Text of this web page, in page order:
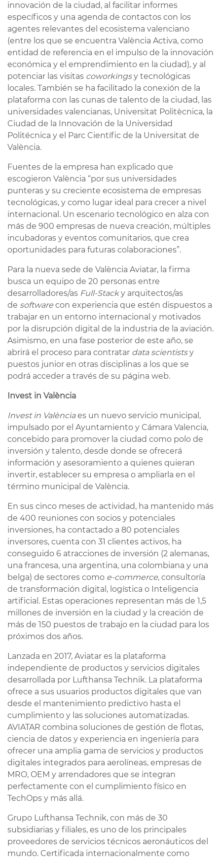
innovación de la ciudad, al facilitar informes
específicos y una agenda de contactos con los
agentes relevantes del ecosistema valenciano
(entre los que se encuentra València Activa, como
entidad de referencia en el impulso de la innovación
económica y el emprendimiento en la ciudad), y al
potenciar las visitas coworkingsy tecnológicas
locales. También se ha facilitado la conexión de la
plataforma con las cunas de talento de la ciudad, las
universidades valencianas, Universitat Politècnica, la
Ciudad de la Innovación de la Universidad
Politécnica y el Parc Científic de la Universitat de
València.
Fuentes de la empresa han explicado que
escogieron València “por sus universidades
punteras y su creciente ecosistema de empresas
tecnológicas, y como lugar ideal para crecer a nivel
internacional. Un escenario tecnológico en alza con
más de 900 empresas de nueva creación, múltiples
incubadoras y eventos comunitarios, que crea
oportunidades para futuras colaboraciones”.
Para la nueva sede de València Aviatar, la firma
busca un equipo de 20 personas entre
desarrolladores/as Full-Stacky arquitectos/as
de software con experiencia que estén dispuestos a
trabajar en un entorno internacional y motivados
por la disrupción digital de la industria de la aviación.
Asimismo, en una fase posterior de este año, se
abrirá el proceso para contratar data scientistsy
puestos junior en otras disciplinas a los que se
podrá acceder a través de su página web.
Invest in València
Invest in Valènciaes un nuevo servicio municipal,
impulsado por el Ayuntamiento y Cámara Valencia,
concebido para promover la ciudad como polo de
inversión y talento, desde donde se ofrecerá
información y asesoramiento a quienes quieran
invertir, establecer su empresa o ampliarla en el
término municipal de València.
En sus cinco meses de actividad, ha mantenido más
de 400 reuniones con socios y potenciales
inversiones, ha contactado a 80 potenciales
inversores, cuenta con 31 clientes activos, ha
conseguido 6 atracciones de inversión (2 alemanas,
una francesa, una argentina, una colombiana y una
belga) de sectores como e-commerce, consultoría
de transformación digital, logística o Inteligencia
artificial. Estas operaciones representan más de 1,5
millones de inversión en la ciudad y la creación de
más de 150 puestos de trabajo en la ciudad para los
próximos dos años.
Lanzada en 2017, Aviatar es la plataforma
independiente de productos y servicios digitales
desarrollada por Lufthansa Technik. La plataforma
ofrece a sus usuarios productos digitales que van
desde el mantenimiento predictivo hasta el
cumplimiento y las soluciones automatizadas.
AVIATAR combina soluciones de gestión de flotas,
ciencia de datos y experiencia en ingeniería para
ofrecer una amplia gama de servicios y productos
digitales integrados para aerolíneas, empresas de
MRO, OEM y arrendadores que se integran
perfectamente con el cumplimiento físico en
TechOps y más allá.
Grupo Lufthansa Technik, con más de 30
subsidiarias y filiales, es uno de los principales
proveedores de servicios técnicos aeronáuticos del
mundo. Certificada internacionalmente como